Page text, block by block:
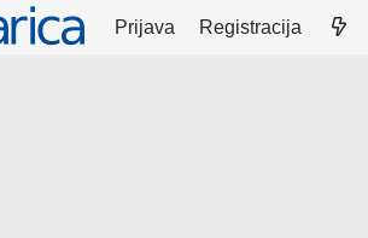
Prijava Registracija